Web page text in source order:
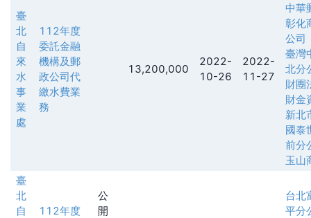
臺
北
自
來
水
事
業
處
112年度
委託金融
機構及郵
政公司代
繳水費業
務
13,200,000
2022-
10-26
2022-
11-27
中華
彰化
公司
臺灣
北分
財團
財金
新北
國泰
前分
玉山
臺
北
自
112年度
公
開
台北
平分